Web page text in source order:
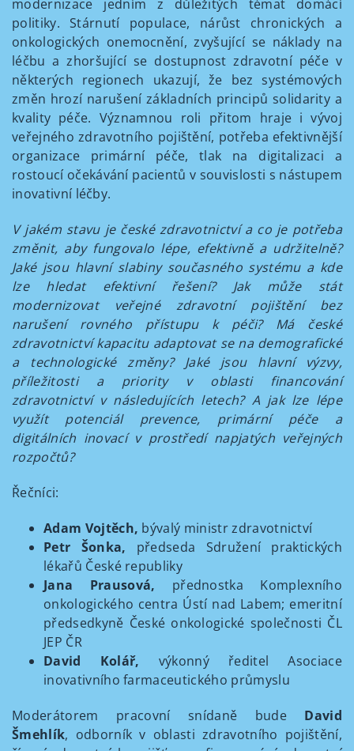
modernizace jedním z důležitých témat domácí
politiky. Stárnutí populace, nárůst chronických a
onkologických onemocnění, zvyšující se náklady na
léčbu a zhoršující se dostupnost zdravotní péče v
některých regionech ukazují, že bez systémových
změn hrozí narušení základních principů solidarity a
kvality péče. Významnou roli přitom hraje i vývoj
veřejného zdravotního pojištění, potřeba efektivnější
organizace primární péče, tlak na digitalizaci a
rostoucí očekávání pacientů v souvislosti s nástupem
inovativní léčby.
V jakém stavu je české zdravotnictví a co je potřeba
změnit, aby fungovalo lépe, efektivně a udržitelně?
Jaké jsou hlavní slabiny současného systému a kde
lze hledat efektivní řešení? Jak může stát
modernizovat veřejné zdravotní pojištění bez
narušení rovného přístupu k péči? Má české
zdravotnictví kapacitu adaptovat se na demografické
a technologické změny? Jaké jsou hlavní výzvy,
příležitosti a priority v oblasti financování
zdravotnictví v následujících letech? A jak lze lépe
využít potenciál prevence, primární péče a
digitálních inovací v prostředí napjatých veřejných
rozpočtů?
Řečníci:
Adam Vojtěch, bývalý ministr zdravotnictví
Petr Šonka, předseda Sdružení praktických
lékařů České republiky
Jana Prausová, přednostka Komplexního
onkologického centra Ústí nad Labem; emeritní
předsedkyně České onkologické společnosti ČL
JEP ČR
David Kolář, výkonný ředitel Asociace
inovativního farmaceutického průmyslu
Moderátorem pracovní snídaně bude David
Šmehlík, odborník v oblasti zdravotního pojištění,